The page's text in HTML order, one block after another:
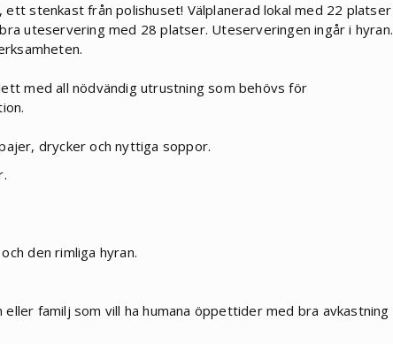
ett stenkast från polishuset! Välplanerad lokal med 22 platser
uteservering med 28 platser. Uteserveringen ingår i hyran.
med all nödvändig utrustning som behövs för
drycker och nyttiga soppor.
den rimliga hyran.
familj som vill ha humana öppettider med bra avkastning